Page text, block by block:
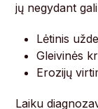
jų negydant
Lėtinis
Gleivinės
Erozijų
Laiku